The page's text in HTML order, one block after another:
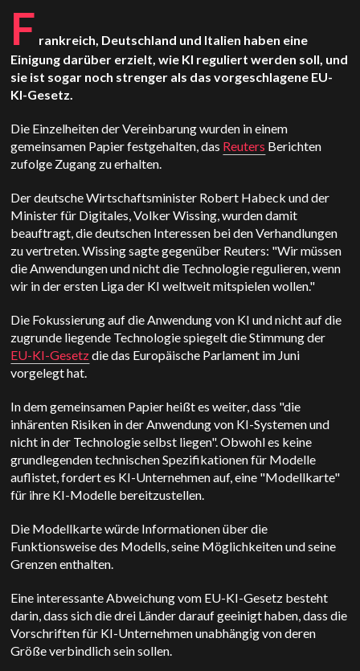
F rankreich, Deutschland und Italien haben eine
Einigung darüber erzielt, wie KI reguliert werden soll, und
sie ist sogar noch strenger als das vorgeschlagene EU-
KI-Gesetz.
Die Einzelheiten der Vereinbarung wurden in einem
gemeinsamen Papier festgehalten, das Reuters Berichten
zufolge Zugang zu erhalten.
Der deutsche Wirtschaftsminister Robert Habeck und der
Minister für Digitales, Volker Wissing, wurden damit
beauftragt, die deutschen Interessen bei den Verhandlungen
zu vertreten. Wissing sagte gegenüber Reuters: "Wir müssen
die Anwendungen und nicht die Technologie regulieren, wenn
wir in der ersten Liga der KI weltweit mitspielen wollen."
Die Fokussierung auf die Anwendung von KI und nicht auf die
zugrunde liegende Technologie spiegelt die Stimmung der
EU-KI-Gesetzdie das Europäische Parlament im Juni
vorgelegt hat.
In dem gemeinsamen Papier heißt es weiter, dass "die
inhärenten Risiken in der Anwendung von KI-Systemen und
nicht in der Technologie selbst liegen". Obwohl es keine
grundlegenden technischen Spezifikationen für Modelle
auflistet, fordert es KI-Unternehmen auf, eine "Modellkarte"
für ihre KI-Modelle bereitzustellen.
Die Modellkarte würde Informationen über die
Funktionsweise des Modells, seine Möglichkeiten und seine
Grenzen enthalten.
Eine interessante Abweichung vom EU-KI-Gesetz besteht
darin, dass sich die drei Länder darauf geeinigt haben, dass die
Vorschriften für KI-Unternehmen unabhängig von deren
Größe verbindlich sein sollen.